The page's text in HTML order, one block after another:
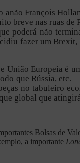
François
breve nas ruas de
poderá não
fazer um
União Europeia
que Rússia,
no tabuleiro
global que
Bolsas de
a importante